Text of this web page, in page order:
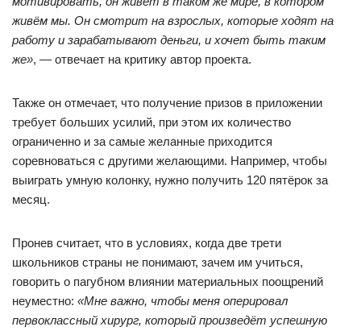
живём мы. Он смотрит на взрослых, которые ходят на
работу и зарабатывают деньги, и хочет быть таким
же», — отвечает на критику автор проекта.
Также он отмечает, что получение призов в приложении
требует больших усилий, при этом их количество
ограниченно и за самые желанные приходится
соревноваться с другими желающими. Например, чтобы
выиграть умную колонку, нужно получить 120 пятёрок за
месяц.
Пронев считает, что в условиях, когда две трети
школьников страны не понимают, зачем им учиться,
говорить о пагубном влиянии материальных поощрений
неуместно: «Мне важно, чтобы меня оперировал
первоклассный хирург, который произведёт успешную